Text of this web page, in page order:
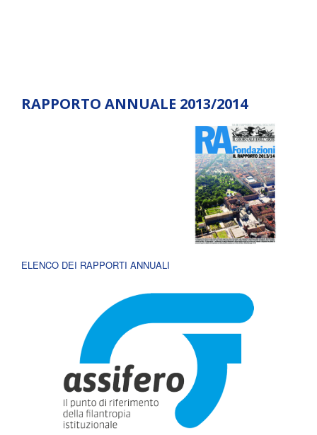
RAPPORTO ANNUALE 2013/2014
ELENCO DEI RAPPORTI ANNUALI